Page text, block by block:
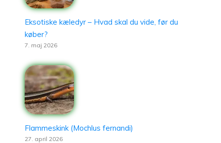
Eksotiske kæledyr – Hvad skal du vide, før du
køber?
7. maj 2026
Flammeskink (Mochlus fernandi)
27. april 2026